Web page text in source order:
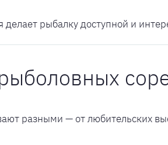
рыбалку доступной и
разными — от любительских